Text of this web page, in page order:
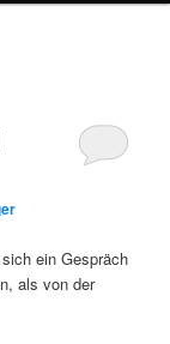
ein Gespräch
als von der